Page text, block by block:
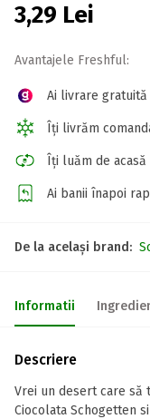
3,29 Lei
Avantajele Freshful:
Ai livrare gratuită
Îți livrăm
Îți luăm de acasă
Ai banii înapoi
De la același brand:
Informatii
Descriere
Vrei un desert care să
Ciocolata Schogetten